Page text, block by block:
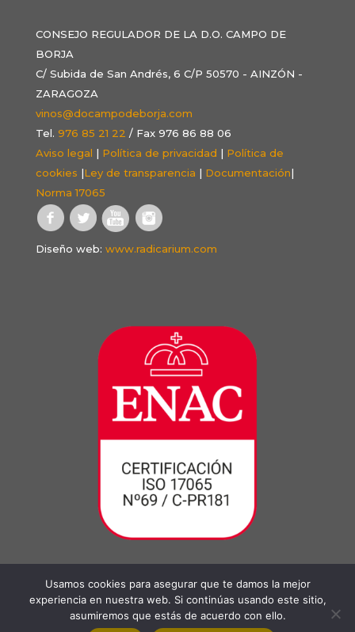
CONSEJO REGULADOR DE LA D.O. CAMPO DE
BORJA
C/ Subida de San Andrés, 6 C/P 50570 - AINZÓN -
ZARAGOZA
vinos@docampodeborja.com
Tel. 976 85 21 22 / Fax 976 86 88 06
Aviso legal | Política de privacidad | Política de
cookies |Ley de transparencia | Documentación|
Norma 17065
Diseño web: www.radicarium.com
Usamos cookies para asegurar que te damos la mejor
experiencia en nuestra web. Si continúas usando este sitio,
asumiremos que estás de acuerdo con ello.